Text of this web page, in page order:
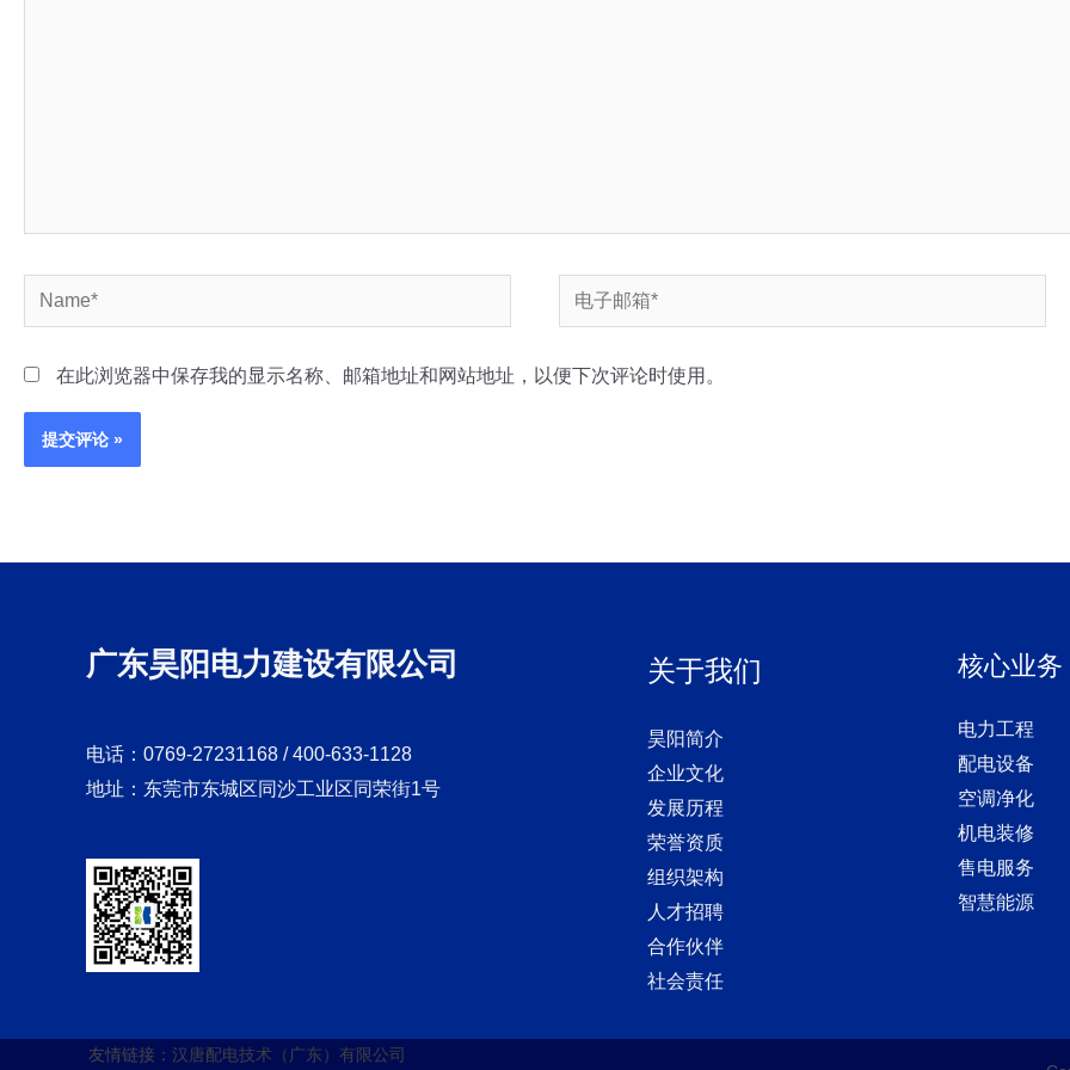
Name*
电
子
在此浏览器中保存我的显示名称、邮箱地址和网站地址，以便下次评论时使用。
广东昊阳电力建设有限公司
电话：0769-27231168 / 400-633-1128
地址：东莞市东城区同沙工业区同荣街1号
关于我们
昊阳简介
企业文化
发展历程
荣誉资质
组织架构
人才招聘
合作伙伴
社会责任
核心业务
电力工程
配电设备
空调净化
机电装修
售电服务
智慧能源
友情链接： 汉唐配电技术（广东）有限公司